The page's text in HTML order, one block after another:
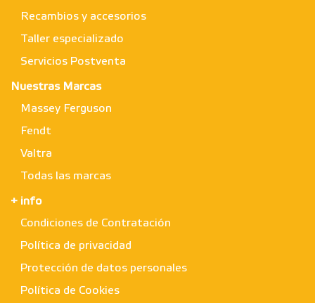
Recambios y accesorios
Taller especializado
Servicios Postventa
Nuestras Marcas
Massey Ferguson
Fendt
Valtra
Todas las marcas
+ info
Condiciones de Contratación
Política de privacidad
Protección de datos personales
Política de Cookies